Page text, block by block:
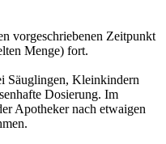
vorgeschriebenen Zeitpunkt
Menge) fort.
Säuglingen, Kleinkindern
Dosierung. Im
Apotheker nach etwaigen